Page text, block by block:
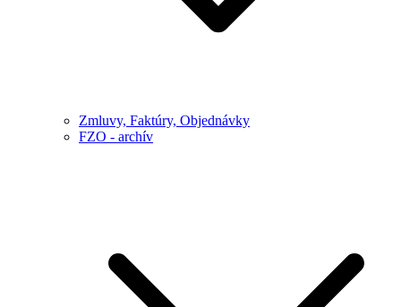
Zmluvy, Faktúry, Objednávky
FZO - archív